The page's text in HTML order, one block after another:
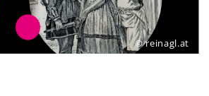
© reinagl.at